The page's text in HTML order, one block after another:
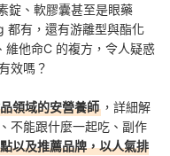
錠、軟膠囊甚至是眼藥
都有，還有游離型與酯化
維他命C 的複方，令人疑惑
效嗎？
領域的安營養師 ，詳細解
不能跟什麼一起吃、副作
以及推薦品牌，以人氣排